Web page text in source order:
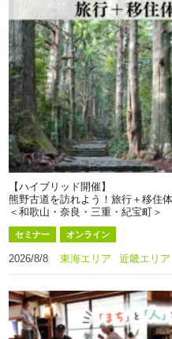
【ハイブリッド開催】
熊野古道を訪れよう！旅行＋移住
＜和歌山・奈良・三重・紀宝町＞
セミナー オンライン
2026/8/8 東海エリア 近畿エリア